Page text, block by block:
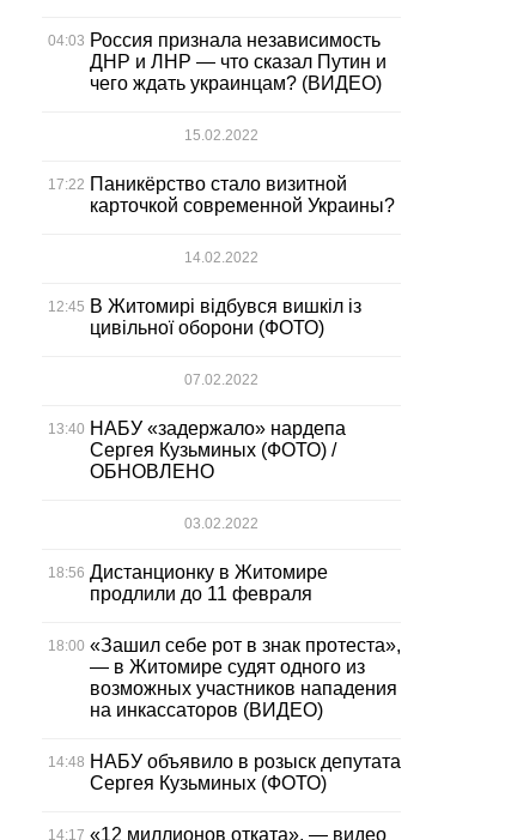
04:03 Россия признала независимость
ДНР и ЛНР — что сказал Путин и
чего ждать украинцам? (ВИДЕО)
15.02.2022
17:22 Паникёрство стало визитной
карточкой современной Украины?
14.02.2022
12:45 В Житомирі відбувся вишкіл із
цивільної оборони (ФОТО)
07.02.2022
13:40 НАБУ «задержало» нардепа
Сергея Кузьминых (ФОТО) /
ОБНОВЛЕНО
03.02.2022
18:56 Дистанционку в Житомире
продлили до 11 февраля
18:00 «Зашил себе рот в знак протеста»,
— в Житомире судят одного из
возможных участников нападения
на инкассаторов (ВИДЕО)
14:48 НАБУ объявило в розыск депутата
Сергея Кузьминых (ФОТО)
14:17 «12 миллионов отката», — видео